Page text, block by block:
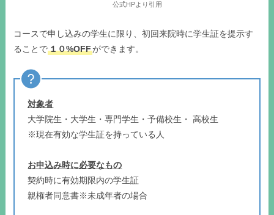
公式HPより引用
コースで申し込みの学生に限り、初回来院時に学生証を提示す
ることで１０%OFFができます。
対象者
大学院生・大学生・専門学生・予備校生・ 高校生
※現在有効な学生証を持っている人
お申込み時に必要なもの
契約時に有効期限内の学生証
親権者同意書※未成年者の場合